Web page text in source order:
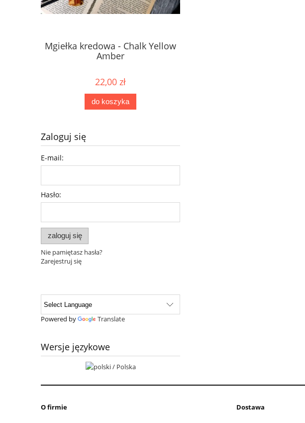
Mgiełka kredowa - Chalk Yellow
Amber
22,00 zł
do koszyka
Zaloguj się
E-mail:
Hasło:
zaloguj się
Nie pamiętasz hasła?
Zarejestruj się
Powered by Translate
Wersje językowe
O firmie Dostawa